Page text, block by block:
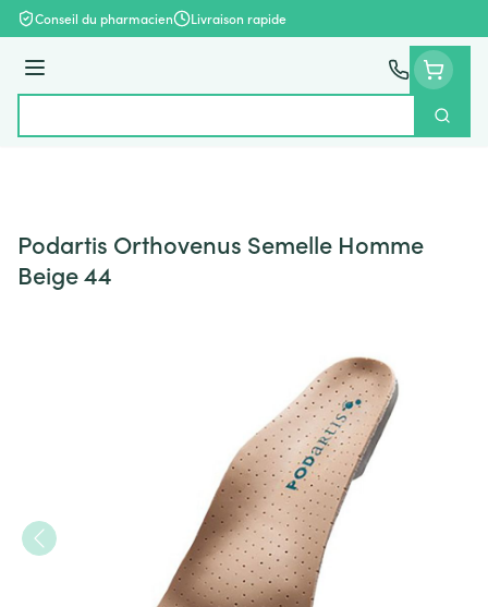
Aller au contenu
Conseil du pharmacien Livraison rapide
Menu
Podartis Orthovenus Semelle Homme
Beige 44